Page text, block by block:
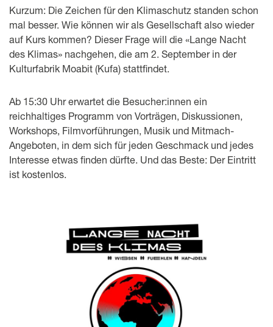
Kurzum: Die Zeichen für den Klimaschutz standen schon
mal besser. Wie können wir als Gesellschaft also wieder
auf Kurs kommen? Dieser Frage will die «Lange Nacht
des Klimas» nachgehen, die am 2. September in der
Kulturfabrik Moabit (Kufa) stattfindet.
Ab 15:30 Uhr erwartet die Besucher:innen ein
reichhaltiges Programm von Vorträgen, Diskussionen,
Workshops, Filmvorführungen, Musik und Mitmach-
Angeboten, in dem sich für jeden Geschmack und jedes
Interesse etwas finden dürfte. Und das Beste: Der Eintritt
ist kostenlos.